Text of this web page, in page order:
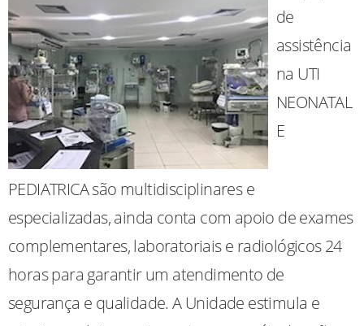
de
assistência
na UTI
NEONATAL
E
PEDIATRICA são multidisciplinares e
especializadas, ainda conta com apoio de exames
complementares, laboratoriais e radiológicos 24
horas para garantir um atendimento de
segurança e qualidade. A Unidade estimula e